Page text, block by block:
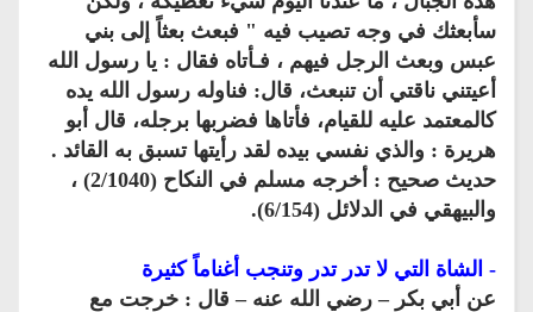
سأبعثك في وجه تصيب فيه " فبعث بعثاً إلى بني
عبس وبعث الرجل فيهم ، فـأتاه فقال : يا رسول الله
أعيتني ناقتي أن تنبعث، قال: فناوله رسول الله يده
كالمعتمد عليه للقيام، فأتاها فضربها برجله، قال أبو
هريرة : والذي نفسي بيده لقد رأيتها تسبق به القائد .
حديث صحيح : أخرجه مسلم في النكاح (2/1040) ،
والبيهقي في الدلائل (6/154).
- الشاة التي لا تدر تدر وتنجب أغناماً كثيرة
عن أبي بكر – رضي الله عنه – قال : خرجت مع